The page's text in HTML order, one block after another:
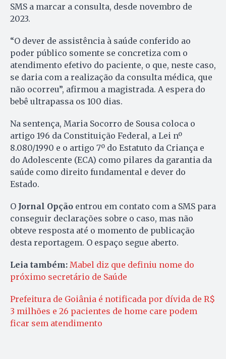
SMS a marcar a consulta, desde novembro de
2023.
“O dever de assistência à saúde conferido ao
poder público somente se concretiza com o
atendimento efetivo do paciente, o que, neste caso,
se daria com a realização da consulta médica, que
não ocorreu”, afirmou a magistrada. A espera do
bebê ultrapassa os 100 dias.
Na sentença, Maria Socorro de Sousa coloca o
artigo 196 da Constituição Federal, a Lei nº
8.080/1990 e o artigo 7º do Estatuto da Criança e
do Adolescente (ECA) como pilares da garantia da
saúde como direito fundamental e dever do
Estado.
O Jornal Opção entrou em contato com a SMS para
conseguir declarações sobre o caso, mas não
obteve resposta até o momento de publicação
desta reportagem. O espaço segue aberto.
Leia também: Mabel diz que definiu nome do
próximo secretário de Saúde
Prefeitura de Goiânia é notificada por dívida de R$
3 milhões e 26 pacientes de home care podem
ficar sem atendimento